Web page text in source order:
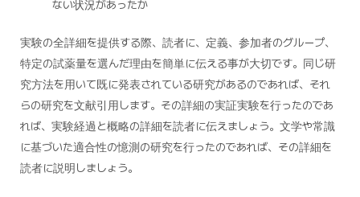
ない状況があったか
実験の全詳細を提供する際、読者に、定義、参加者のグループ、
特定の試薬量を選んだ理由を簡単に伝える事が大切です。同じ研
究方法を用いて既に発表されている研究があるのであれば、それ
らの研究を文献引用します。その詳細の実証実験を行ったのであ
れば、実験経過と概略の詳細を読者に伝えましょう。文学や常識
に基づいた適合性の憶測の研究を行ったのであれば、その詳細を
読者に説明しましょう。